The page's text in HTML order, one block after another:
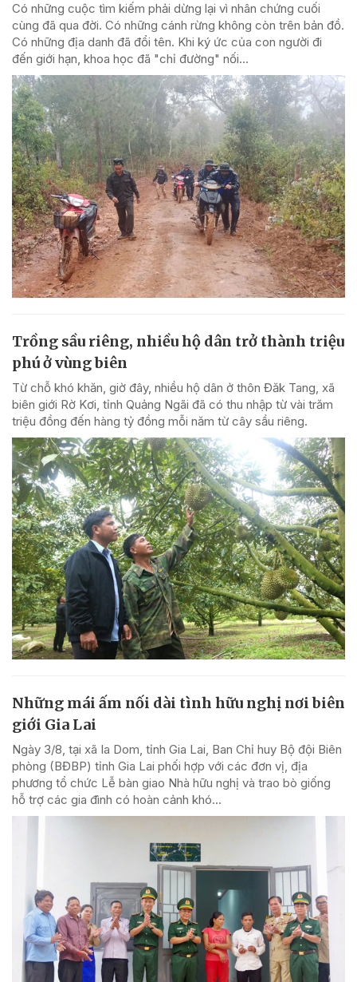
Có những cuộc tìm kiếm phải dừng lại vì nhân chứng cuối
cùng đã qua đời. Có những cánh rừng không còn trên bản đồ.
Có những địa danh đã đổi tên. Khi ký ức của con người đi
đến giới hạn, khoa học đã "chỉ đường" nối...
Trồng sầu riêng, nhiều hộ dân trở thành triệu
phú ở vùng biên
Từ chỗ khó khăn, giờ đây, nhiều hộ dân ở thôn Đăk Tang, xã
biên giới Rờ Kơi, tỉnh Quảng Ngãi đã có thu nhập từ vài trăm
triệu đồng đến hàng tỷ đồng mỗi năm từ cây sầu riêng.
Những mái ấm nối dài tình hữu nghị nơi biên
giới Gia Lai
Ngày 3/8, tại xã Ia Dom, tỉnh Gia Lai, Ban Chỉ huy Bộ đội Biên
phòng (BĐBP) tỉnh Gia Lai phối hợp với các đơn vị, địa
phương tổ chức Lễ bàn giao Nhà hữu nghị và trao bò giống
hỗ trợ các gia đình có hoàn cảnh khó...